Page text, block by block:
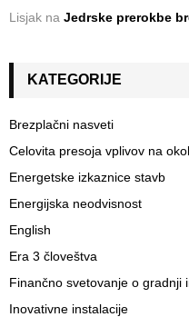
Lisjak na Jedrske prerokbe
KATEGORIJE
Brezplačni nasveti
Celovita presoja vplivov na
Energetske izkaznice stavb
Energijska neodvisnost
English
Era 3 človeštva
Finančno svetovanje o gradnji
Inovativne instalacije